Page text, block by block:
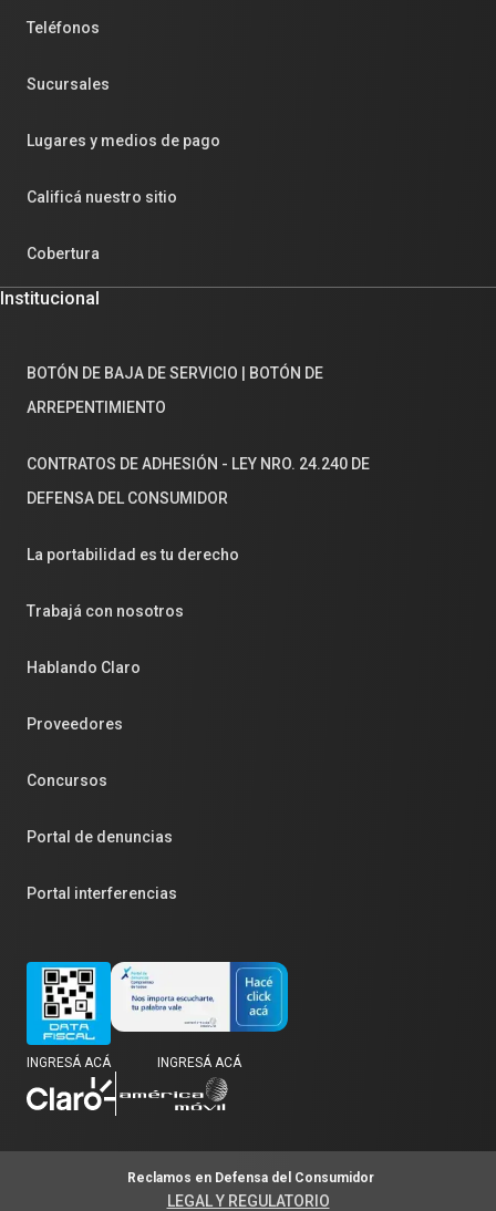
Teléfonos
Sucursales
Lugares y medios de pago
Calificá nuestro sitio
Cobertura
Institucional
BOTÓN DE BAJA DE SERVICIO | BOTÓN DE
ARREPENTIMIENTO
CONTRATOS DE ADHESIÓN - LEY NRO. 24.240 DE
DEFENSA DEL CONSUMIDOR
La portabilidad es tu derecho
Trabajá con nosotros
Hablando Claro
Proveedores
Concursos
Portal de denuncias
Portal interferencias
INGRESÁ ACÁ INGRESÁ ACÁ
LEGAL Y REGULATORIO
Reclamos en Defensa del Consumidor